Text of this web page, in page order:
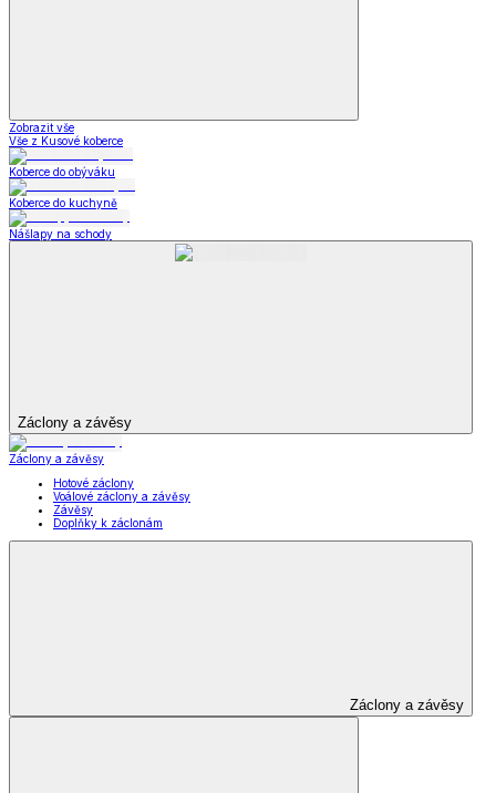
Zobrazit vše
Vše z Kusové koberce
Koberce do obýváku
Koberce do kuchyně
Nášlapy na schody
Záclony a závěsy
Záclony a závěsy
Hotové záclony
Voálové záclony a závěsy
Závěsy
Doplňky k záclonám
Záclony a závěsy